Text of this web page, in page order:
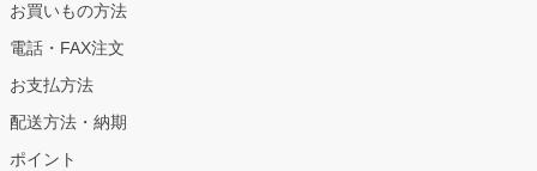
お買いもの方法
電話・FAX注文
お支払方法
配送方法・納期
ポイント